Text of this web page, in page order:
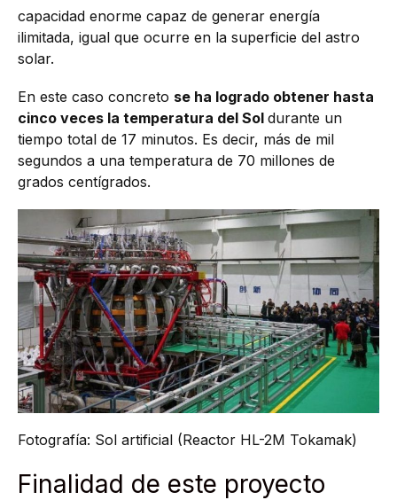
capacidad enorme capaz de generar energía
ilimitada, igual que ocurre en la superficie del astro
solar.
En este caso concreto se ha logrado obtener hasta
cinco veces la temperatura del Sol durante un
tiempo total de 17 minutos. Es decir, más de mil
segundos a una temperatura de 70 millones de
grados centígrados.
Fotografía: Sol artificial (Reactor HL-2M Tokamak)
Finalidad de este proyecto